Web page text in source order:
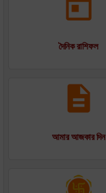
দৈনিক রাশিফল
আমার আজকার দিন